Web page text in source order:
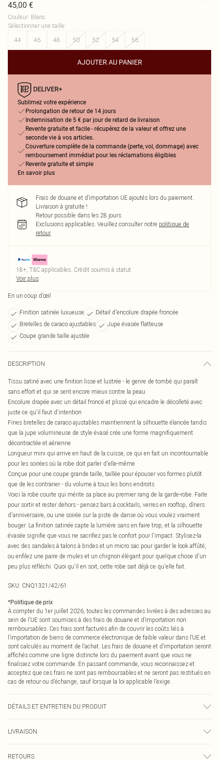
45,00 €
Couleur: Blanc
Sélectionner une taille:
44
46 48 50 52 54 56
AJOUTER AU PANIER
Sublimez votre expérience
Prolongation de retour de 14 jours
Indemnisation de 5 € par jour de retard de livraison
Revente gratuite et facile - récupérez de la valeur et offrez une
seconde vie à vos articles.
Couverture complète de la commande (perte, vol, dommage) avec
remboursement immédiat pour les réclamations éligibles
Revente gratuite et simple
En savoir plus
Frais de douane et d’importation UE ajoutés lors du paiement.
Livraison à gratuite !
Retour possible dans les 28 jours
Exclusions applicables. Veuillez consulter notre politique de
retour
18+, T&C applicables. Crédit soumis à statut
Voir plus
En un coup d’œil
Finition satinée luxueuse
Détail d'encolure drapée froncée
Bretelles de caraco ajustables
Jupe évasée flatteuse
Coupe grande taille ajustée
DESCRIPTION
Tissu satiné avec une finition lisse et lustrée - le genre de tombé qui paraît
sans effort et qui se sent encore mieux contre la peau
Encolure drapée avec un détail froncé et plissé qui encadre le décolleté avec
juste ce qu'il faut d'intention
Fines bretelles de caraco ajustables maintiennent la silhouette élancée tandis
que la jupe volumineuse de style évasé crée une forme magnifiquement
décontractée et aérienne
Longueur mini qui arrive en haut de la cuisse, ce qui en fait un incontournable
pour les soirées où la robe doit parler d'elle-même
Conçue pour une coupe grande taille, taillée pour épouser vos formes plutôt
que de les contrarier - du volume à tous les bons endroits
Voici la robe courte qui mérite sa place au premier rang de la garde-robe. Faite
pour sortir et rester dehors - pensez bars à cocktails, verres en rooftop, dîners
d'anniversaire, ou une soirée sur la piste de danse où vous voulez vraiment
bouger. La finition satinée capte la lumière sans en faire trop, et la silhouette
évasée signifie que vous ne sacrifiez pas le confort pour l'impact. Stylisez-la
avec des sandales à talons à brides et un micro sac pour garder le look affûté,
ou enfilez une paire de mules et un chignon élégant pour quelque chose d'un
peu plus réfléchi. Quoi qu'il en soit, cette robe sait déjà ce qu'elle fait.
SKU: CNQ1321/42/61
*Politique de prix
À compter du 1er juillet 2026, toutes les commandes livrées à des adresses au
sein de l’UE sont soumises à des frais de douane et d’importation non
remboursables. Ces frais sont facturés afin de couvrir les coûts liés à
l’importation de biens de commerce électronique de faible valeur dans l’UE et
sont calculés au moment de l’achat. Les frais de douane et d’importation seront
affichés comme une ligne distincte lors du paiement avant que vous ne
finalisiez votre commande. En passant commande, vous reconnaissez et
acceptez que ces frais ne sont pas remboursables et ne seront pas restitués en
cas de retour ou d’échange, sauf lorsque la loi applicable l’exige.
DÉTAILS ET ENTRETIEN DU PRODUIT
déteindre.
LIVRAISON
RETOURS